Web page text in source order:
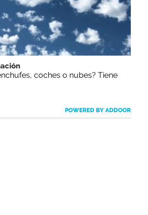
coches o nubes? Tiene
POWERED BY ADDOOR